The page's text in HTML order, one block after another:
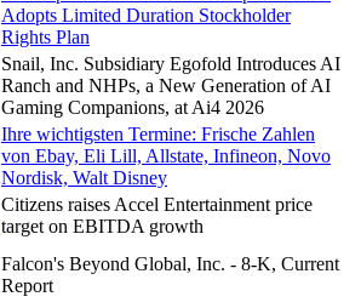
Adopts Limited Duration Stockholder
Rights Plan
Snail, Inc. Subsidiary Egofold Introduces AI
Ranch and NHPs, a New Generation of AI
Gaming Companions, at Ai4 2026
Ihre wichtigsten Termine: Frische Zahlen
von Ebay, Eli Lill, Allstate, Infineon, Novo
Nordisk, Walt Disney
Citizens raises Accel Entertainment price
target on EBITDA growth
Falcon's Beyond Global, Inc. - 8-K, Current
Report